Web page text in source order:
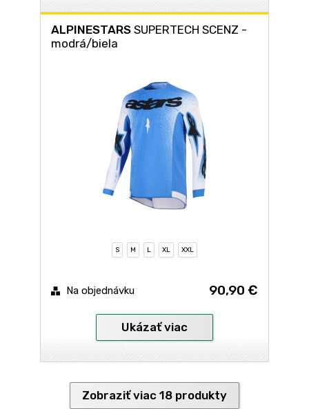
ALPINESTARS SUPERTECH SCENZ -
modrá/biela
S M L XL XXL
Na objednávku 90,90 €
Ukázať viac
Zobraziť viac 18 produkty